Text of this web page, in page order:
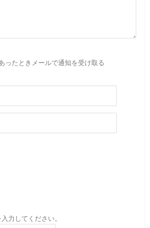
ったときメールで通知を受け取る
力してください。